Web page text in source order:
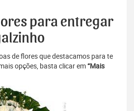
para entregar
de flores que destacamos para te
opções, basta clicar em“Mais